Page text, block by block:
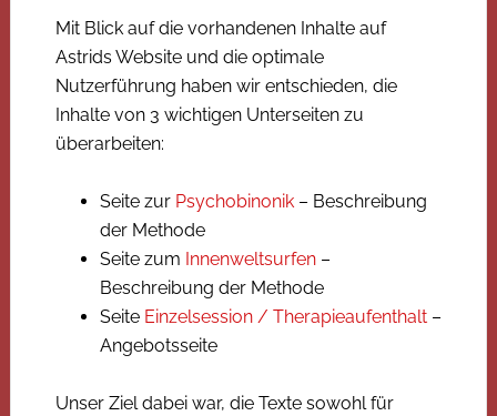
Mit Blick auf die vorhandenen Inhalte auf
Astrids Website und die optimale
Nutzerführung haben wir entschieden, die
Inhalte von 3 wichtigen Unterseiten zu
überarbeiten:
Seite zur Psychobinonik– Beschreibung
der Methode
Seite zum Innenweltsurfen–
Beschreibung der Methode
Seite Einzelsession / Therapieaufenthalt–
Angebotsseite
Unser Ziel dabei war, die Texte sowohl für